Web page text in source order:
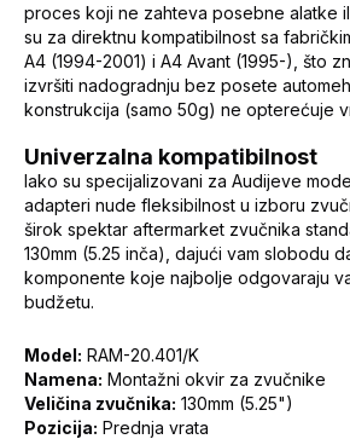
proces koji ne zahteva posebne alatke
su za direktnu kompatibilnost sa
A4 (1994-2001) i A4 Avant (1995-), što
izvršiti nadogradnju bez posete
konstrukcija (samo 50g) ne opterećuje
Univerzalna kompatibilnost
Iako su specijalizovani za Audijeve
adapteri nude fleksibilnost u izboru
širok spektar aftermarket zvučnika
130mm (5.25 inča), dajući vam slobodu
komponente koje najbolje odgovaraju
budžetu.
Model: RAM-20.401/K
Namena: Montažni okvir za zvučnike
Veličina zvučnika: 130mm (5.25")
Pozicija: Prednja vrata